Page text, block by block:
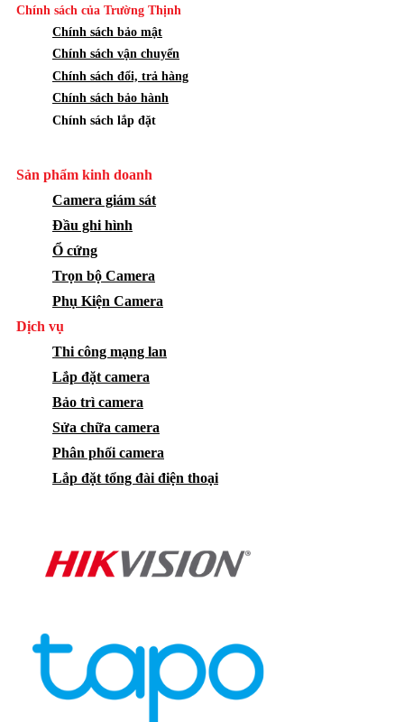
Chính sách của Trường Thịnh
Chính sách bảo mật
Chính sách vận chuyển
Chính sách đổi, trả hàng
Chính sách bảo hành
Chính sách lắp đặt
Sản phẩm kinh doanh
Camera giám sát
Đầu ghi hình
Ổ cứng
Trọn bộ Camera
Phụ Kiện Camera
Dịch vụ
Thi công mạng lan
Lắp đặt camera
Bảo trì camera
Sửa chữa camera
Phân phối camera
Lắp đặt tổng đài điện thoại